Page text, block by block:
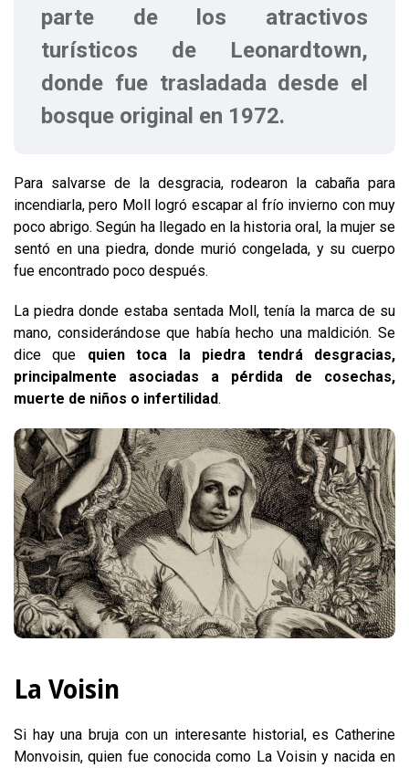
parte de los atractivos
turísticos de Leonardtown,
donde fue trasladada desde el
bosque original en 1972.
Para salvarse de la desgracia, rodearon la cabaña para
incendiarla, pero Moll logró escapar al frío invierno con muy
poco abrigo. Según ha llegado en la historia oral, la mujer se
sentó en una piedra, donde murió congelada, y su cuerpo
fue encontrado poco después.
La piedra donde estaba sentada Moll, tenía la marca de su
mano, considerándose que había hecho una maldición. Se
dice que quien toca la piedra tendrá desgracias,
principalmente asociadas a pérdida de cosechas,
muerte de niños o infertilidad.
La Voisin
Si hay una bruja con un interesante historial, es Catherine
Monvoisin, quien fue conocida como La Voisin y nacida en